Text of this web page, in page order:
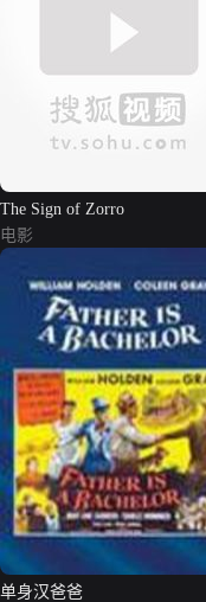
The Sign of Zorro
电影
单身汉爸爸